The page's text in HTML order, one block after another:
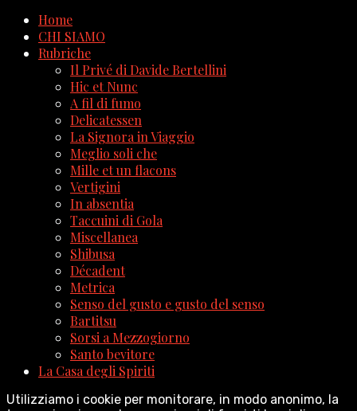
Home
CHI SIAMO
Rubriche
Il Privé di Davide Bertellini
Hic et Nunc
A fil di fumo
Delicatessen
La Signora in Viaggio
Meglio soli che
Mille et un flacons
Vertigini
In absentia
Taccuini di Gola
Miscellanea
Shibusa
Décadent
Metrica
Senso del gusto e gusto del senso
Bartitsu
Sorsi a Mezzogiorno
Santo bevitore
La Casa degli Spiriti
Utilizziamo i cookie per monitorare, in modo anonimo, la